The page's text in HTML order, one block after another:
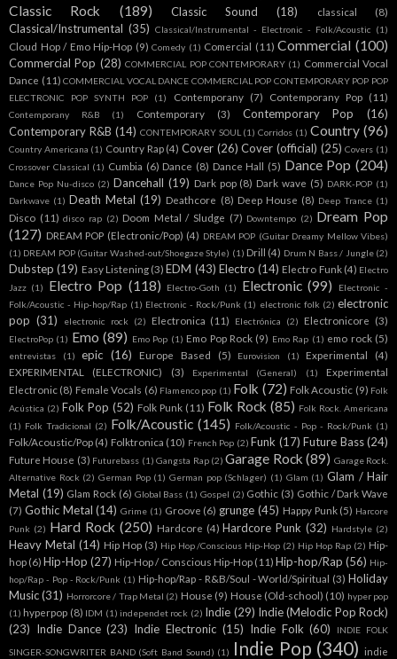
Classic Rock (189) Classic Sound (18) classical (8)
Classical/Instrumental (35) Classical/Instrumental - Electronic - Folk/Acoustic (1)
Cloud Hop / Emo Hip-Hop (9) Comedy (1) Comercial (11) Commercial (100)
Commercial Pop (28) COMMERCIAL POP CONTEMPORARY (1) Commercial Vocal
Dance (11) COMMERCIAL VOCAL DANCE COMMERCIAL POP CONTEMPORARY POP POP
ELECTRONIC POP SYNTH POP
(1) Contemporany (7) Contemporany Pop (11)
Contemporany R&B (1) Contemporary (3) Contemporary Pop
(16)
Contemporary R&B (14) CONTEMPORARY SOUL (1) Corridos (1) Country (96)
Country Americana (1) Country Rap (4) Cover (26) Cover (official) (25) Covers (1)
Crossover Classical (1) Cumbia (6) Dance (8) Dance Hall (5) Dance Pop (204)
Dance Pop Nu-disco (2) Dancehall (19) Dark pop (8) Dark wave (5) DARK-POP (1)
Darkwave (1) Death Metal (19) Deathcore (8) Deep House (8) Deep Trance (1)
Disco (11) disco rap (2) Doom Metal / Sludge (7) Downtempo (2) Dream Pop
(127) DREAM POP (Electronic/Pop) (4) DREAM POP (Guitar Dreamy Mellow Vibes)
(1) DREAM POP (Guitar Washed-out/Shoegaze Style) (1) Drill (4) Drum N Bass / Jungle (2)
Dubstep (19) Easy Listening (3) EDM (43) Electro (14) Electro Funk (4) Electro
Jazz (1) Electro Pop (118) Electro-Goth (1) Electronic (99)
Electronic -
Folk/Acoustic - Hip-hop/Rap (1) Electronic - Rock/Punk (1) electronic folk (2) electronic
pop (31) electronic rock (2) Electronica (11) Electrónica (2) Electronicore (3)
ElectroPop (1) Emo (89) Emo Pop (1) Emo Pop Rock (9) Emo Rap (1) emo rock (5)
entrevistas (1) epic (16) Europe Based (5) Eurovision (1) Experimental
(4)
EXPERIMENTAL (ELECTRONIC)
(3) Experimental (General) (1)
Experimental
Electronic (8) Female Vocals (6) Flamenco pop (1) Folk (72) Folk Acoustic (9) Folk
Acústica (2) Folk Pop (52) Folk Punk (11) Folk Rock (85) Folk Rock. Americana
(1) Folk Tradicional (2) Folk/Acoustic (145) Folk/Acoustic - Pop - Rock/Punk (1)
Folk/Acoustic/Pop (4) Folktronica (10) French Pop (2) Funk (17) Future Bass (24)
Future House (3) Futurebass (1) Gangsta Rap (2) Garage Rock (89) Garage Rock.
Alternative Rock (2) German Pop (1) German pop (Schlager) (1) Glam (1) Glam / Hair
Metal (19) Glam Rock (6) Global Bass (1) Gospel (2) Gothic (3) Gothic / Dark Wave
(7) Gothic Metal (14) Grime (1) Groove (6) grunge (45) Happy Punk (5) Harcore
Punk (2) Hard Rock (250) Hardcore (4) Hardcore Punk (32) Hardstyle (2)
Heavy Metal (14) Hip Hop (3) Hip Hop /Conscious Hip-Hop (2) Hip Hop Rap (2) Hip-
hop (6) Hip-Hop (27) Hip-Hop / Conscious Hip-Hop (11) Hip-hop/Rap (56) Hip-
hop/Rap - Pop - Rock/Punk (1) Hip-hop/Rap - R&B/Soul - World/Spiritual (3) Holiday
Music (31) Horrorcore / Trap Metal (2) House (9) House (Old-school) (10) hyper pop
(1) hyperpop (8) IDM (1) independet rock (2) Indie (29) Indie (Melodic Pop Rock)
(23) Indie Dance (23) Indie Electronic (15) Indie Folk (60) INDIE FOLK
SINGER-SONGWRITER BAND (Soft Band Sound) (1) Indie Pop (340) indie